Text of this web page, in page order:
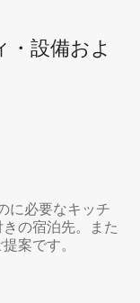
・設⁠備⁠およ
に必要なキッチ
の宿泊先。また
案です。